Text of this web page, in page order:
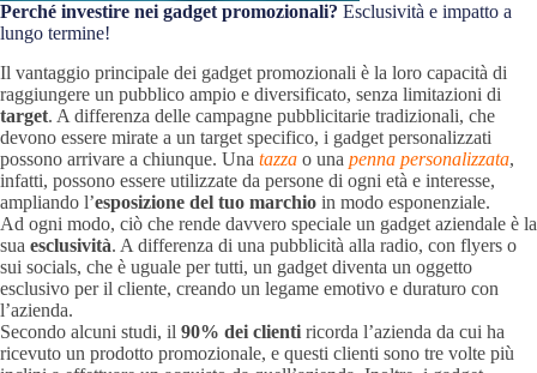
Perché investire nei gadget promozionali? Esclusività e impatto a
lungo termine!
Il vantaggio principale dei gadget promozionali è la loro capacità di
raggiungere un pubblico ampio e diversificato, senza limitazioni di
target. A differenza delle campagne pubblicitarie tradizionali, che
devono essere mirate a un target specifico, i gadget personalizzati
possono arrivare a chiunque. Una tazza o una penna personalizzata,
infatti, possono essere utilizzate da persone di ogni età e interesse,
ampliando l’esposizione del tuo marchio in modo esponenziale.
Ad ogni modo, ciò che rende davvero speciale un gadget aziendale è la
sua esclusività. A differenza di una pubblicità alla radio, con flyers o
sui socials, che è uguale per tutti, un gadget diventa un oggetto
esclusivo per il cliente, creando un legame emotivo e duraturo con
l’azienda.
Secondo alcuni studi, il 90% dei clienti ricorda l’azienda da cui ha
ricevuto un prodotto promozionale, e questi clienti sono tre volte più